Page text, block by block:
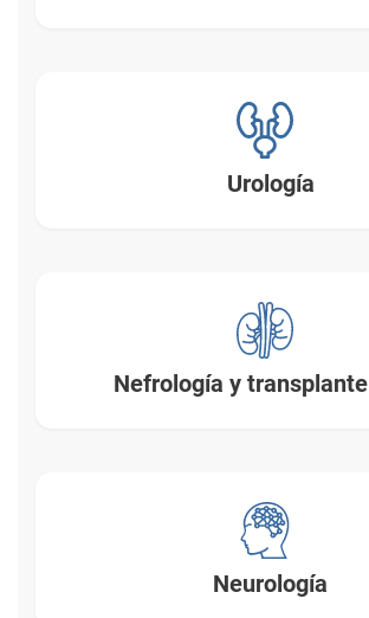
Urología
Nefrología y transplante
Neurología